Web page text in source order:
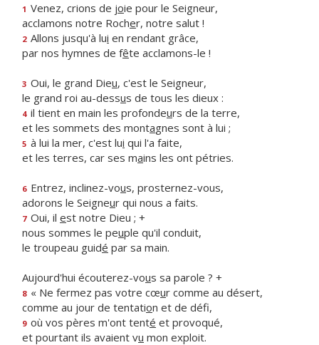
1 Venez, crions de joie pour le Seigneur,
acclamons notre Rocher, notre salut !
2 Allons jusqu'à lui en rendant grâce,
par nos hymnes de fête acclamons-le !
3 Oui, le grand Dieu, c'est le Seigneur,
le grand roi au-dessus de tous les dieux :
4 il tient en main les profondeurs de la terre,
et les sommets des montagnes sont à lui ;
5 à lui la mer, c'est lui qui l'a faite,
et les terres, car ses mains les ont pétries.
6 Entrez, inclinez-vous, prosternez-vous,
adorons le Seigneur qui nous a faits.
7 Oui, il est notre Dieu ; +
nous sommes le peuple qu'il conduit,
le troupeau guidé par sa main.
Aujourd'hui écouterez-vous sa parole ? +
8 « Ne fermez pas votre cœur comme au désert,
comme au jour de tentation et de défi,
9 où vos pères m'ont tenté et provoqué,
et pourtant ils avaient vu mon exploit.